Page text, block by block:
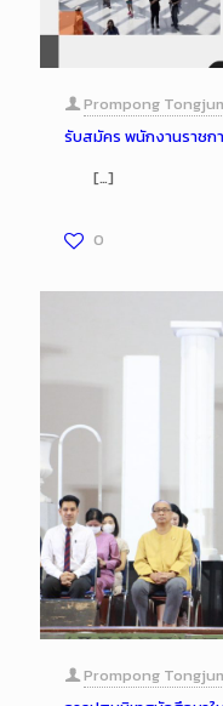
Prompong
รับสมัคร พนักงานราชก
[…]
0
Prompong